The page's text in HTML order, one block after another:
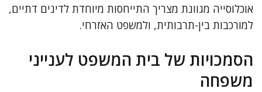
אוכלוסייה מגוונת מצריך התייחסות מיוחדת לדינים דתיים,
למורכבות בין-תרבותית, ולמשפט האזרחי.
הסמכויות של בית המשפט לענייני
משפחה